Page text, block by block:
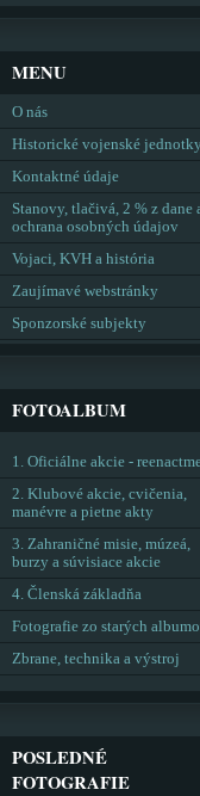
MENU
O nás
Historické vojenské jednotky
Kontaktné údaje
Stanovy, tlačivá, 2 % z dane
ochrana osobných údajov
Vojaci, KVH a história
Zaujímavé webstránky
Sponzorské subjekty
FOTOALBUM
1. Oficiálne akcie -
2. Klubové akcie, cvičenia,
manévre a pietne akty
3. Zahraničné misie, múzeá,
burzy a súvisiace akcie
4. Členská základňa
Fotografie zo starých
Zbrane, technika a výstroj
POSLEDNÉ
FOTOGRAFIE